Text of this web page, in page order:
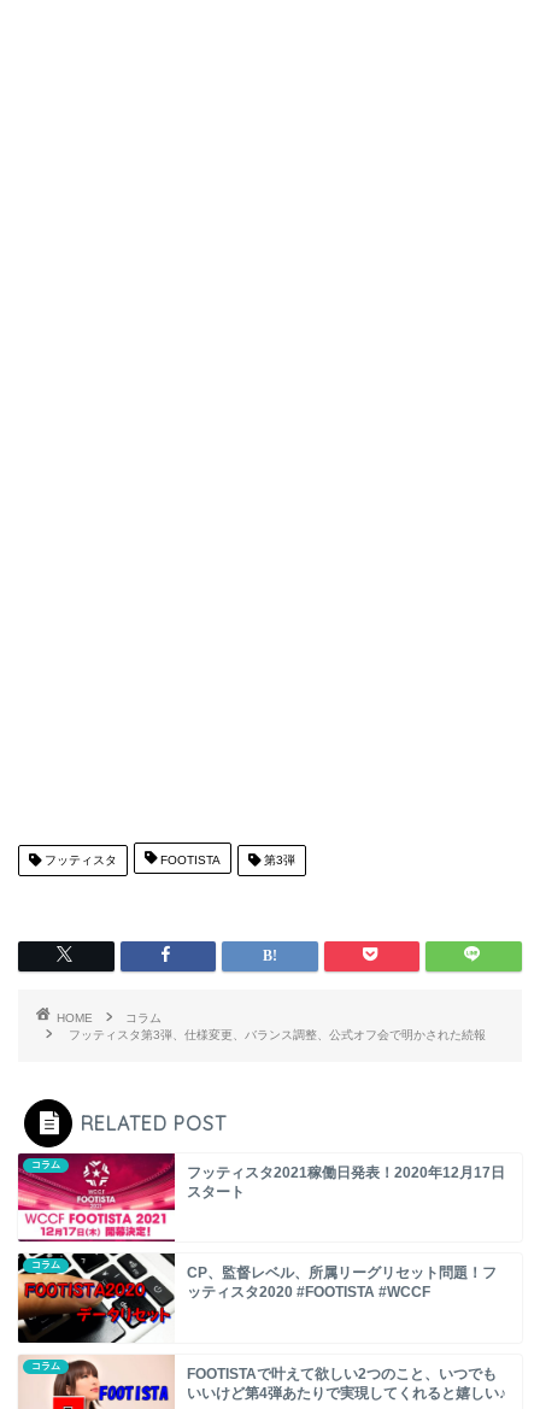
フッティスタ FOOTISTA 第3弾
HOME
コラム
フッティスタ第3弾、仕様変更、バランス調整、公式オフ会で明かされた続報
RELATED POST
コラム
フッティスタ2021稼働日発表！2020年12月17日
スタート
コラム
CP、監督レベル、所属リーグリセット問題！フ
ッティスタ2020 #FOOTISTA #WCCF
コラム
FOOTISTAで叶えて欲しい2つのこと、いつでも
いいけど第4弾あたりで実現してくれると嬉しい♪